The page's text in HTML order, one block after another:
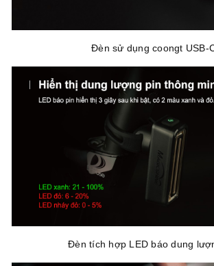
Đèn sử dụng coongt USB-
Đèn tích hợp LED báo dung